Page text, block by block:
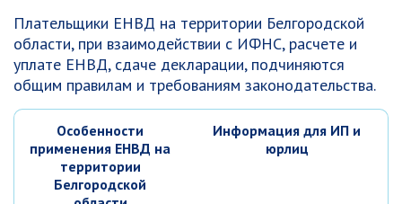
Плательщики ЕНВД на территории Белгородской
области, при взаимодействии с ИФНС, расчете и
уплате ЕНВД, сдаче декларации, подчиняются
общим правилам и требованиям законодательства.
Особенности
применения ЕНВД на
территории
Белгородской
Информация для ИП и
юрлиц